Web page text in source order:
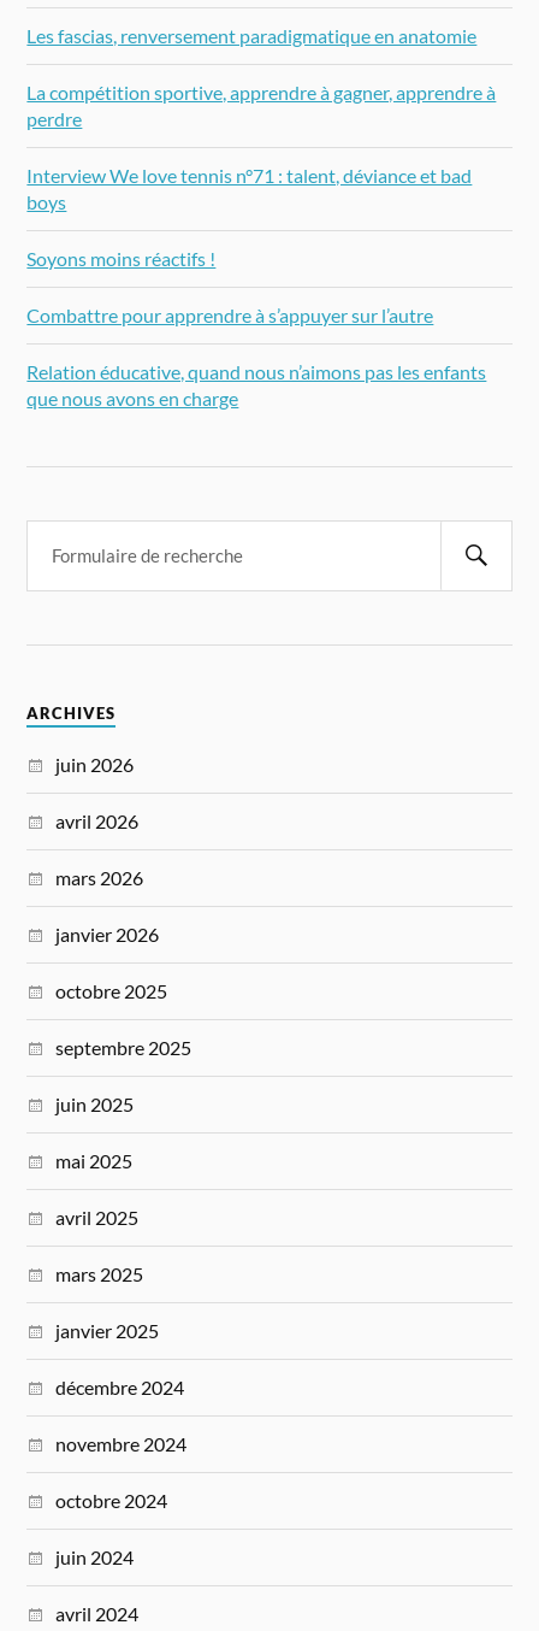
Les fascias, renversement paradigmatique en anatomie
La compétition sportive, apprendre à gagner, apprendre à
perdre
Interview We love tennis n°71 : talent, déviance et bad
boys
Soyons moins réactifs !
Combattre pour apprendre à s’appuyer sur l’autre
Relation éducative, quand nous n’aimons pas les enfants
que nous avons en charge
ARCHIVES
juin 2026
avril 2026
mars 2026
janvier 2026
octobre 2025
septembre 2025
juin 2025
mai 2025
avril 2025
mars 2025
janvier 2025
décembre 2024
novembre 2024
octobre 2024
juin 2024
avril 2024